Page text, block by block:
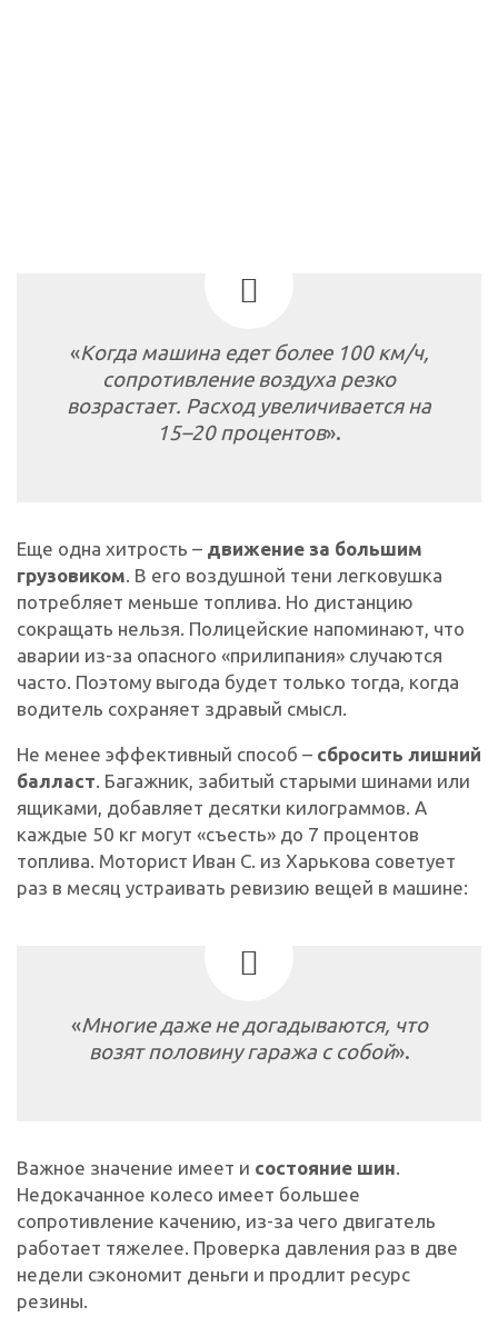
«Когда машина едет более 100 км/ч,
сопротивление воздуха резко
возрастает. Расход увеличивается на
15–20 процентов».
Еще одна хитрость – движение за большим
грузовиком. В его воздушной тени легковушка
потребляет меньше топлива. Но дистанцию
сокращать нельзя. Полицейские напоминают, что
аварии из-за опасного «прилипания» случаются
часто. Поэтому выгода будет только тогда, когда
водитель сохраняет здравый смысл.
Не менее эффективный способ – сбросить лишний
балласт. Багажник, забитый старыми шинами или
ящиками, добавляет десятки килограммов. А
каждые 50 кг могут «съесть» до 7 процентов
топлива. Моторист Иван С. из Харькова советует
раз в месяц устраивать ревизию вещей в машине:
«Многие даже не догадываются, что
возят половину гаража с собой».
Важное значение имеет и состояние шин.
Недокачанное колесо имеет большее
сопротивление качению, из-за чего двигатель
работает тяжелее. Проверка давления раз в две
недели сэкономит деньги и продлит ресурс
резины.